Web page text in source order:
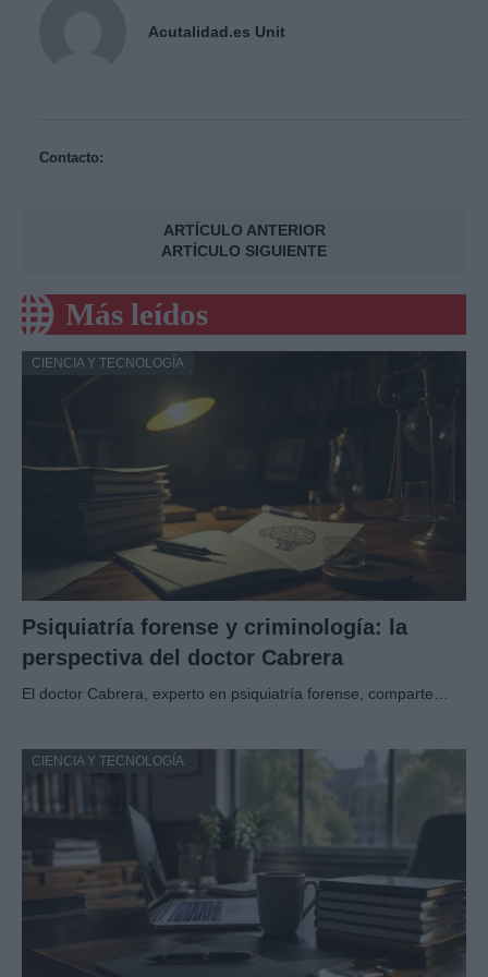
Acutalidad.es Unit
Contacto:
ARTÍCULO ANTERIOR
ARTÍCULO SIGUIENTE
Más leídos
CIENCIA Y TECNOLOGÍA
Psiquiatría forense y criminología: la
perspectiva del doctor Cabrera
El doctor Cabrera, experto en psiquiatría forense, comparte…
CIENCIA Y TECNOLOGÍA